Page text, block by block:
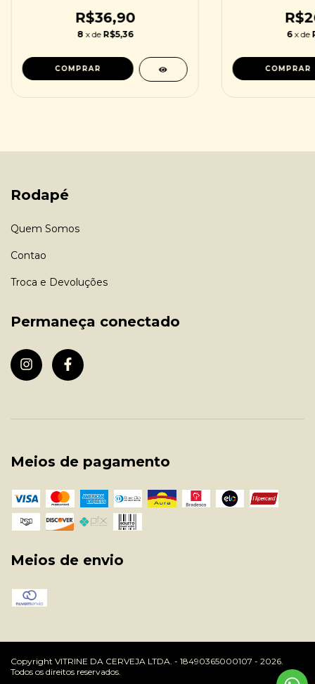
R$36,90
8 x de R$5,36 6 x de
Rodapé
Quem Somos
Contao
Troca e Devoluções
Permaneça conectado
Meios de pagamento
Meios de envio
Copyright VITRINE DA CERVEJA LTDA. - 18490365000107 - 2026.
Todos os direitos reservados.